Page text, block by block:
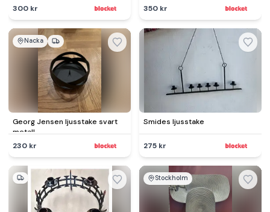
300 kr
350 kr
Nacka
Georg Jensen ljusstake svart
metall
230 kr
Smides ljusstake
275 kr
Stockholm